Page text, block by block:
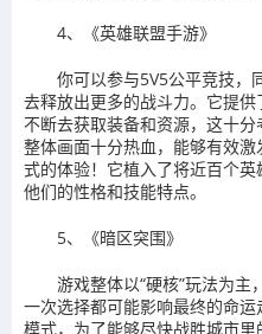
4、《英雄联盟手游》
你可以参与5V5公平竞技，
去释放出更多的战斗力。它提
不断去获取装备和资源，这十
整体画面十分热血，能够有效
式的体验！它植入了将近百个
他们的性格和技能特点。
5、《暗区突围》
游戏整体以“硬核”玩法为
一次选择都可能影响最终的命
模式，为了能够尽快战胜城市